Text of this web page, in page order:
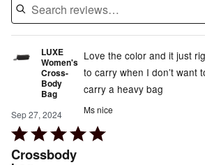
LUXE
Women's
Cross-
Body
Bag
Sep 27, 2024
Rated
5
Crossbody
Love the color and it just
to carry when I don’t want
carry a heavy bag
Ms nice